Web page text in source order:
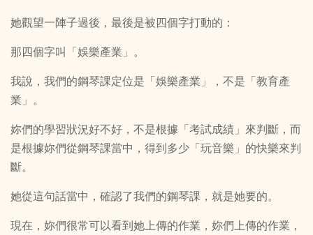
她觀望一陣子過後，最後是被四個字打動的：
那四個字叫「娛樂產業」。
我說，我們的鋼琴課定位是「娛樂產業」，不是「教育產
業」。
妳們的學習狀況好不好，不是根據「考試成績」來判斷，而
是根據妳們從鋼琴課當中，得到多少「玩音樂」的快樂來判
斷。
她從這句話當中，確認了我們的鋼琴課，就是她要的。
現在，妳們很常可以看到她上傳的作業，妳們上傳的作業，